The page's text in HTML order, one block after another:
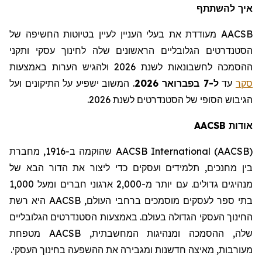
איך להשתתף
AACSB מעודדת את בעלי העניין לעיין בטיוטות החשיפה של
הסטנדרטים הגלובליים הראשונים שלה לחינוך עסקי ותקני
ההסמכה לחשבונאות לשנת 2026 ולהגיש הערות באמצעות
סקרעדל-7 בפברואר 2026 . המשוב ישפיע על התיקונים ועל
הגיבוש הסופי של הסטנדרטים לשנת 2026.
אודות AACSB
AACSB International (AACSB) שהוקמה ב-1916,
מחברת
בין מחנכים, תלמידים ועסקים כדי ליצור את הדור הבא של
מנהיגים גדולים. עם יותר מ-2,000 ארגוני חברים ומעל 1,000
בתי ספר לעסקים מוסמכים ברחבי העולם, AACSBהיא רשת
החינוך העסקי הגדולה בעולם. באמצעות הסטנדרטים הגלובליים
שלה, ההסמכה ומנהיגות המחשבתית,AACSB מטפחת
מעורבות, מאיצה חדשנות ומגבירה את ההשפעה בחינוך העסקי.